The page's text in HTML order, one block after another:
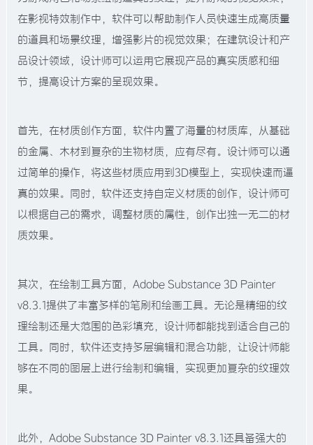
在影视特效制作中，软件可以帮助制作人员快速生成高质量
的道具和场景纹理，增强影片的视觉效果；在建筑设计和产
品设计领域，设计师可以运用它展现产品的真实质感和细
节，提高设计方案的呈现效果。
首先，在材质创作方面，软件内置了海量的材质库，从基础
的金属、木材到复杂的生物材质，应有尽有。设计师可以通
过简单的操作，将这些材质应用到3D模型上，实现快速而逼
真的效果。同时，软件还支持自定义材质的创作，设计师可
以根据自己的需求，调整材质的属性，创作出独一无二的材
质效果。
其次，在绘制工具方面，Adobe Substance 3D Painter
v8.3.1提供了丰富多样的笔刷和绘画工具。无论是精细的纹
理绘制还是大范围的色彩填充，设计师都能找到适合自己的
工具。同时，软件还支持多层编辑和混合功能，让设计师能
够在不同的图层上进行绘制和编辑，实现更加复杂的纹理效
果。
此外，Adobe Substance 3D Painter v8.3.1还具备强大的